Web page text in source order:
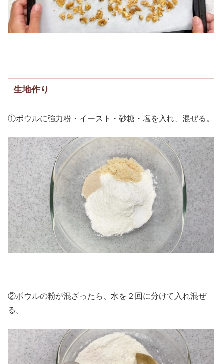
生地作り
①ボウルに強力粉・イースト・砂糖・塩を入れ、混ぜる。
②ボウルの粉が混ざったら、水を２回に分けて入れ混ぜ
る。